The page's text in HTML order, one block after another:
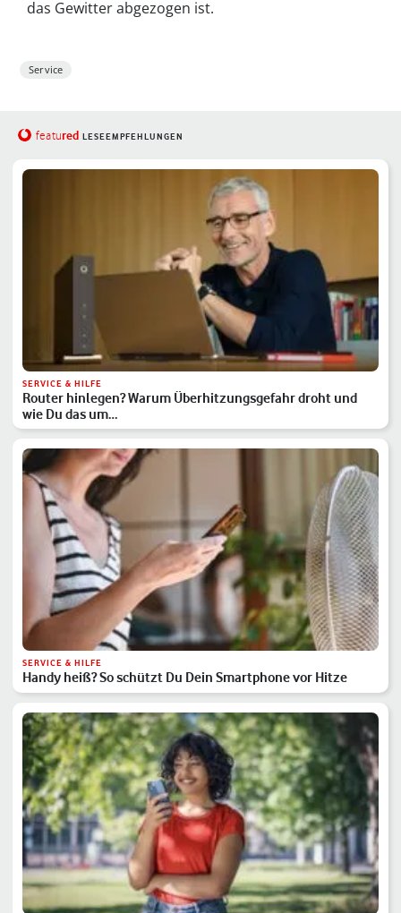
das Gewitter abgezogen ist.
Service
featured LESEEMPFEHLUNGEN
SERVICE & HILFE
Router hinlegen? Warum Überhitzungsgefahr droht und
wie Du das um…
SERVICE & HILFE
Handy heiß? So schützt Du Dein Smartphone vor Hitze